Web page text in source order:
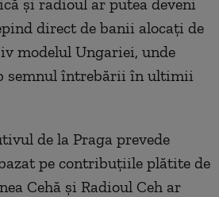
și radioul ar putea deveni
direct de banii alocați de
modelul Ungariei, unde
semnul întrebării în ultimii
de la Praga prevede
pe contribuțiile plătite de
Cehă și Radioul Ceh ar